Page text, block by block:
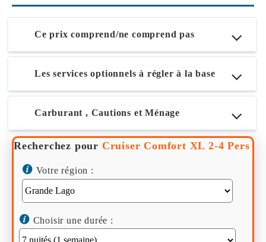
Ce prix comprend/ne comprend pas
Les services optionnels à régler à la base
Carburant , Cautions et Ménage
Recherchez pour Cruiser Comfort XL 2-4 Pers
Votre région :
Choisir une durée :